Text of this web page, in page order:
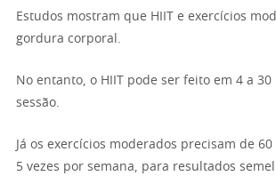
Estudos mostram que HIIT e exercícios
gordura corporal.
No entanto, o HIIT pode ser feito em 4 a
sessão.
Já os exercícios moderados precisam de
5 vezes por semana, para resultados